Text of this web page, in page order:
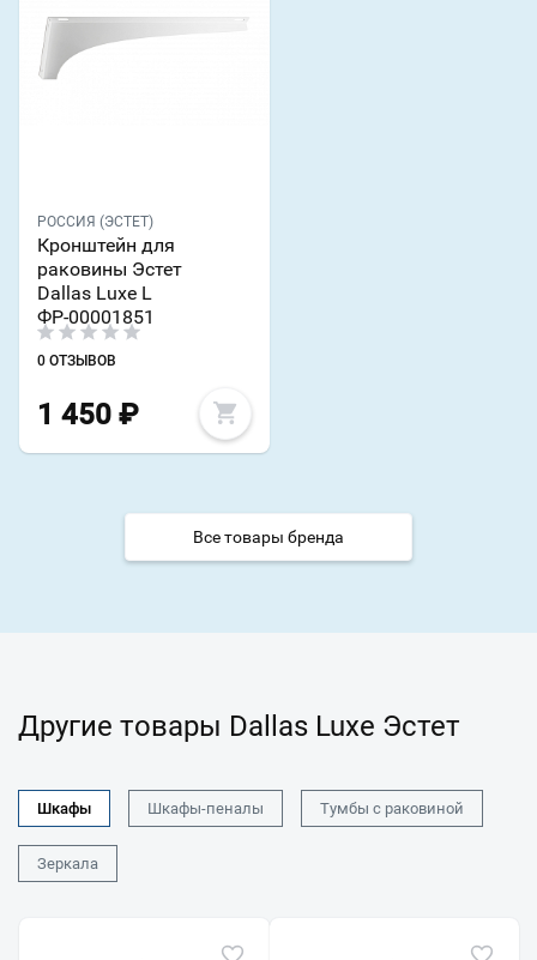
РОССИЯ (ЭСТЕТ)
Кронштейн для
раковины Эстет
Dallas Luxe L
ФР-00001851
0 ОТЗЫВОВ
1 450 ₽
Все товары бренда
Другие товары Dallas Luxe Эстет
Шкафы Шкафы-пеналы Тумбы с раковиной
Зеркала